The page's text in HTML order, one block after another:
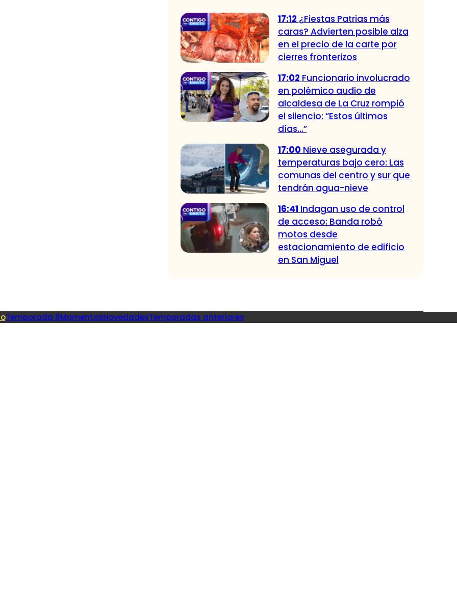
17:12 ¿Fiestas Patrias más
caras? Advierten posible alza
en el precio de la carte por
cierres fronterizos
17:02 Funcionario involucrado
en polémico audio de
alcaldesa de La Cruz rompió
el silencio: “Estos últimos
días…”
17:00 Nieve asegurada y
temperaturas bajo cero: Las
comunas del centro y sur que
tendrán agua-nieve
16:41 Indagan uso de control
de acceso: Banda robó
motos desde
estacionamiento de edificio
en San Miguel
Temporada 8MomentosNovedadesTemporadas anteriores